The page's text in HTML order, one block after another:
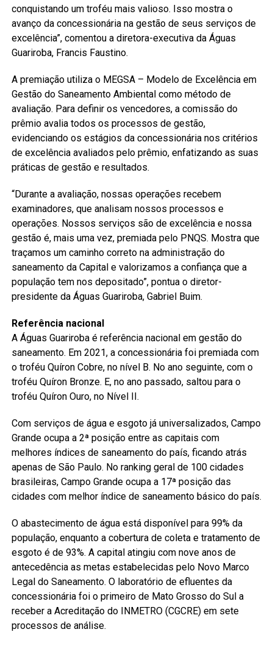
conquistando um troféu mais valioso. Isso mostra o
avanço da concessionária na gestão de seus serviços de
excelência”, comentou a diretora-executiva da Águas
Guariroba, Francis Faustino.
A premiação utiliza o MEGSA – Modelo de Excelência em
Gestão do Saneamento Ambiental como método de
avaliação. Para definir os vencedores, a comissão do
prêmio avalia todos os processos de gestão,
evidenciando os estágios da concessionária nos critérios
de excelência avaliados pelo prêmio, enfatizando as suas
práticas de gestão e resultados.
“Durante a avaliação, nossas operações recebem
examinadores, que analisam nossos processos e
operações. Nossos serviços são de excelência e nossa
gestão é, mais uma vez, premiada pelo PNQS. Mostra que
traçamos um caminho correto na administração do
saneamento da Capital e valorizamos a confiança que a
população tem nos depositado”, pontua o diretor-
presidente da Águas Guariroba, Gabriel Buim.
Referência nacional
A Águas Guariroba é referência nacional em gestão do
saneamento. Em 2021, a concessionária foi premiada com
o troféu Quíron Cobre, no nível B. No ano seguinte, com o
troféu Quíron Bronze. E, no ano passado, saltou para o
troféu Quíron Ouro, no Nível II.
Com serviços de água e esgoto já universalizados, Campo
Grande ocupa a 2ª posição entre as capitais com
melhores índices de saneamento do país, ficando atrás
apenas de São Paulo. No ranking geral de 100 cidades
brasileiras, Campo Grande ocupa a 17ª posição das
cidades com melhor índice de saneamento básico do país.
O abastecimento de água está disponível para 99% da
população, enquanto a cobertura de coleta e tratamento de
esgoto é de 93%. A capital atingiu com nove anos de
antecedência as metas estabelecidas pelo Novo Marco
Legal do Saneamento. O laboratório de efluentes da
concessionária foi o primeiro de Mato Grosso do Sul a
receber a Acreditação do INMETRO (CGCRE) em sete
processos de análise.